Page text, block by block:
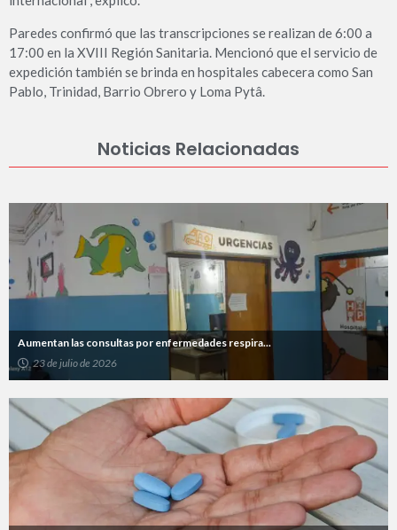
Paredes confirmó que las transcripciones se realizan de 6:00 a
17:00 en la XVIII Región Sanitaria. Mencionó que el servicio de
expedición también se brinda en hospitales cabecera como San
Pablo, Trinidad, Barrio Obrero y Loma Pytâ.
Noticias Relacionadas
Aumentan las consultas por enfermedades respira...
23 de julio de 2026